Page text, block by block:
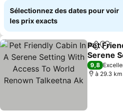
Sélectionnez des dates pour voir
les prix exacts
Partager
Pet
Serene
Access
9,8
à 29.3